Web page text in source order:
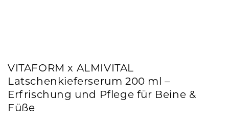
VITAFORM x ALMIVITAL
Latschenkieferserum 200 ml –
Erfrischung und Pflege für Beine &
Füße